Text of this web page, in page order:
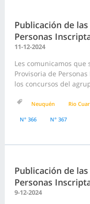
Publicación de
Personas
11-12-2024
Les comunicamos que
Provisoria de
los concursos del
Neuquén Rio
N° 366 N° 367
Publicación de
Personas
9-12-2024